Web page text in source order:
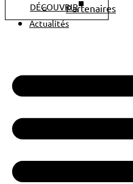
Partenaires
Actualités
DÉCOUVRIR